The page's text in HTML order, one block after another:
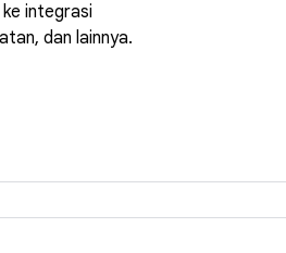
integrasi
dan lainnya.